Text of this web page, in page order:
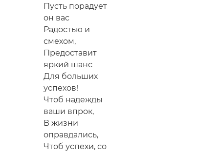
Пусть порадует
он вас
Радостью и
смехом,
Предоставит
яркий шанс
Для больших
успехов!
Чтоб надежды
ваши впрок,
В жизни
оправдались,
Чтоб успехи, со